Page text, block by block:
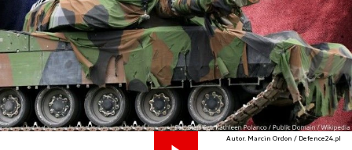
Autor. Marcin Ordon / Defence24.pl